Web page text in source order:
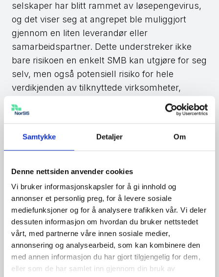
Samtykke Detaljer Om
Denne nettsiden anvender cookies
Vi bruker informasjonskapsler for å gi innhold og
annonser et personlig preg, for å levere sosiale
mediefunksjoner og for å analysere trafikken vår. Vi deler
dessuten informasjon om hvordan du bruker nettstedet
vårt, med partnerne våre innen sosiale medier,
annonsering og analysearbeid, som kan kombinere den
med annen informasjon du har gjort tilgjengelig for dem,
eller som de har samlet inn gjennom din bruk av
selskaper har blitt rammet av løsepengevirus,
og det viser seg at angrepet ble muliggjort
gjennom en liten leverandør eller
samarbeidspartner. Dette understreker ikke
bare risikoen en enkelt SMB kan utgjøre for seg
selv, men også potensiell risiko for hele
verdikjenden av tilknyttede virksomheter,
Registrer ditt foredrag til
Et av høydepunktene i Nasjonal
sikkerhetsmåned i alle år har vært
foredragsdugnaden, hvor eksperter og
virksomheter innenfor informasjonssikkerhet
gir bort gratis foredrag. Dette vil også være en
viktig aktivitet i år også. Dette initiativet gir
virksomheter en unik mulighet til å få et